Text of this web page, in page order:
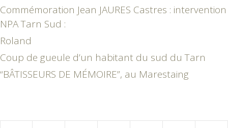
Commémoration Jean JAURES Castres : intervention
NPA Tarn Sud :
Roland
Coup de gueule d’un habitant du sud du Tarn
“BÂTISSEURS DE MÉMOIRE”, au Marestaing